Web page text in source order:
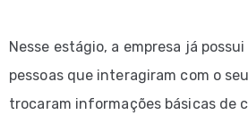
Nesse estágio, a empresa já
pessoas que interagiram com o
trocaram informações básicas de